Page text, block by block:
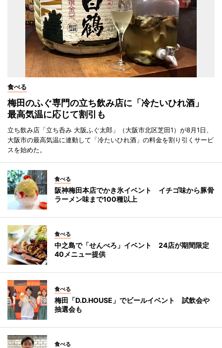
食べる
梅田のふぐ専門の立ち飲み店に「冷たいひれ酒」
最高気温に応じて割引も
立ち飲み店「立ち呑み 大阪ふぐ太郎」（大阪市北区芝田1）が8月1日、
大阪市の最高気温に連動して「冷たいひれ酒」の料金を割り引くサービ
スを始めた。
食べる
阪神梅田本店でかき氷イベント イチゴ味から豚骨
ラーメン味まで100種以上
食べる
中之島で「せんべろ」イベント 24店が期間限定
40メニュー提供
食べる
梅田「D.D.HOUSE」でビールイベント 試飲会や
抽選会も
食べる